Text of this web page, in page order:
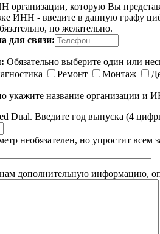
организации, которую Вы
ИНН - введите в данную графу
но желательно.
для связи:
Обязательно выберите один или
Ремонт Монтаж
укажите название организации и
Dual. Введите год выпуска (4
необязателен, но упростит всем
дополнительную информацию,